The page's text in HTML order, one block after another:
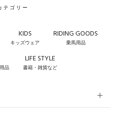
テゴリー
KIDS
キッズウェア
RIDING GOODS
乗馬用品
品
LIFE STYLE
書籍・雑貨など